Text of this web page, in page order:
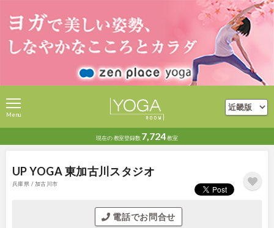
現在の教室登録数 7,724教室
Menu
UP YOGA 東加古川スタジオ
兵庫県 / 加古川市
電話でお問合せ